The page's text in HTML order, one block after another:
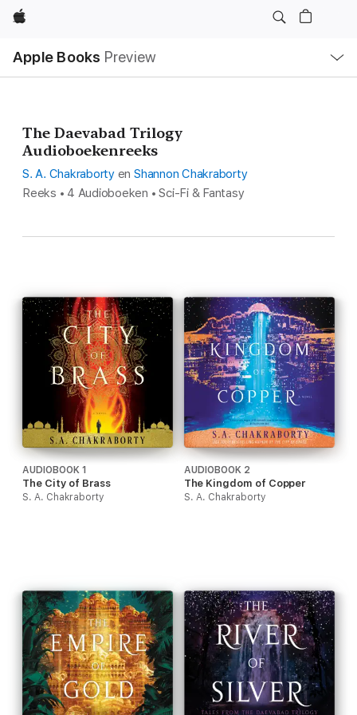
Apple
Apple Books Preview
lokaal
navigatiemenu
The Daevabad Trilogy
Audioboekenreeks
S. A. Chakraborty en Shannon Chakraborty
Reeks • 4 Audioboeken • Sci-Fi & Fantasy
AUDIOBOOK 1
The City of Brass
S. A. Chakraborty
AUDIOBOOK 2
The Kingdom of Copper
S. A. Chakraborty